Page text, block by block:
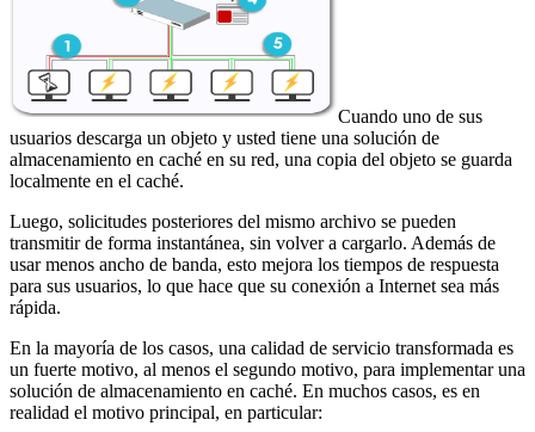
Cuando uno de sus
usuarios descarga un objeto y usted tiene una solución de
almacenamiento en caché en su red, una copia del objeto se guarda
localmente en el caché.
Luego, solicitudes posteriores del mismo archivo se pueden
transmitir de forma instantánea, sin volver a cargarlo. Además de
usar menos ancho de banda, esto mejora los tiempos de respuesta
para sus usuarios, lo que hace que su conexión a Internet sea más
rápida.
En la mayoría de los casos, una calidad de servicio transformada es
un fuerte motivo, al menos el segundo motivo, para implementar una
solución de almacenamiento en caché. En muchos casos, es en
realidad el motivo principal, en particular: